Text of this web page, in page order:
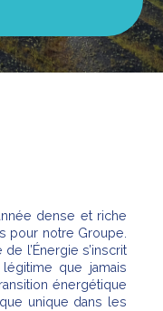
dense et riche
pour notre Groupe.
l’Énergie s’inscrit
que jamais
énergétique
unique dans les